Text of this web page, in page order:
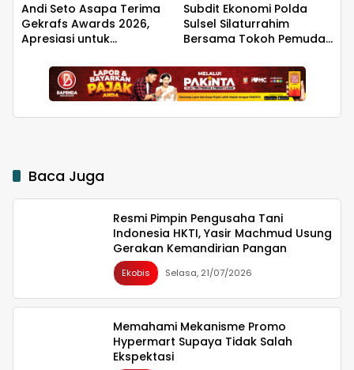
Andi Seto Asapa Terima
Gekrafs Awards 2026,
Apresiasi untuk
Kreatif
Subdit Ekonomi Polda
Sulsel Silaturrahim
Bersama Tokoh Pemuda
Permasalahan
Pembangunan YON TP
Baca Juga
Resmi Pimpin Pengusaha Tani
Indonesia HKTI, Yasir Machmud Usung
Gerakan Kemandirian Pangan
Ekobis Selasa, 21/07/2026
Memahami Mekanisme Promo
Hypermart Supaya Tidak Salah
Ekspektasi